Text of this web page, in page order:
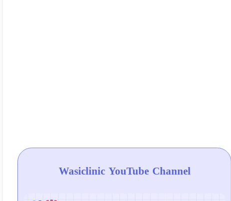
Wasiclinic YouTube Channel